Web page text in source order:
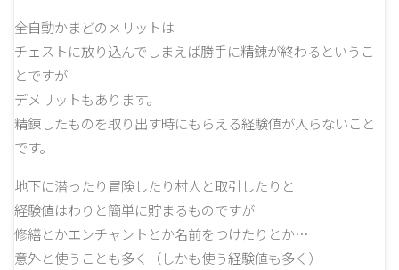
全自動かまどのメリットは
チェストに放り込んでしまえば勝手に精錬が終わるというこ
とですが
デメリットもあります。
精錬したものを取り出す時にもらえる経験値が入らないこと
です。
地下に潜ったり冒険したり村人と取引したりと
経験値はわりと簡単に貯まるものですが
修繕とかエンチャントとか名前をつけたりとか…
意外と使うことも多く（しかも使う経験値も多く）